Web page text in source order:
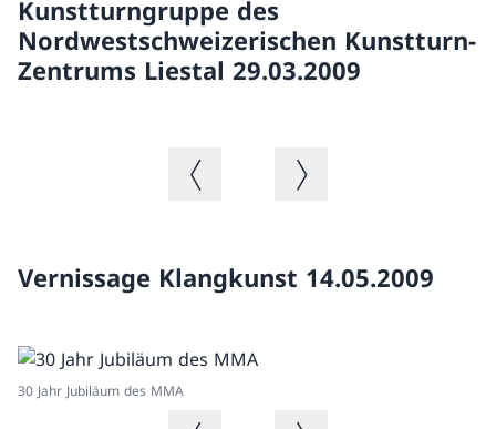
Kunstturngruppe des
Nordwestschweizerischen Kunstturn-
Zentrums Liestal 29.03.2009
Immagine precedenteImmagine successiva
Vernissage Klangkunst 14.05.2009
30 Jahr Jubiläum des MMA
Immagine precedenteImmagine successiva